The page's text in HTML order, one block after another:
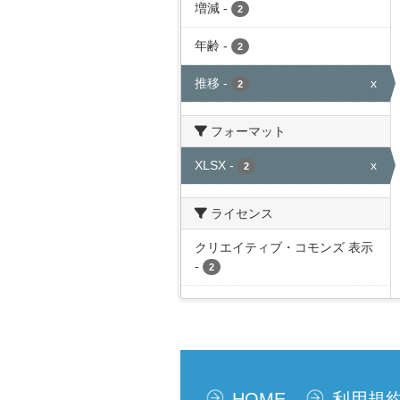
増減 - 2
年齢 - 2
推移 - 2 x
フォーマット
XLSX - 2 x
ライセンス
クリエイティブ・コモンズ 表示
-
2